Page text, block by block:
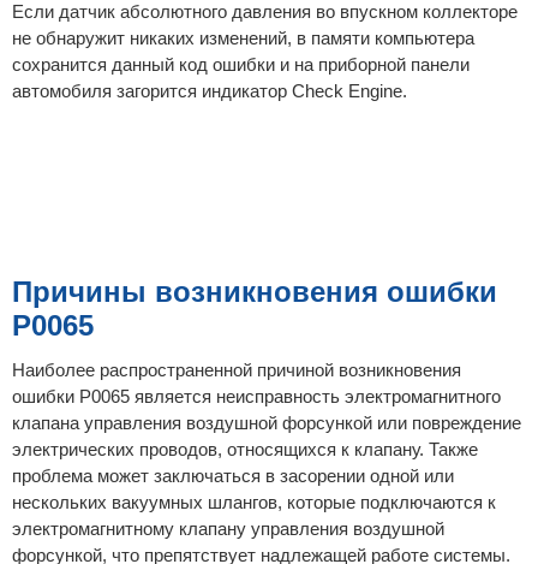
Если датчик абсолютного давления во впускном коллекторе
не обнаружит никаких изменений, в памяти компьютера
сохранится данный код ошибки и на приборной панели
автомобиля загорится индикатор Check Engine.
Причины возникновения ошибки
P0065
Наиболее распространенной причиной возникновения
ошибки P0065 является неисправность электромагнитного
клапана управления воздушной форсункой или повреждение
электрических проводов, относящихся к клапану. Также
проблема может заключаться в засорении одной или
нескольких вакуумных шлангов, которые подключаются к
электромагнитному клапану управления воздушной
форсункой, что препятствует надлежащей работе системы.